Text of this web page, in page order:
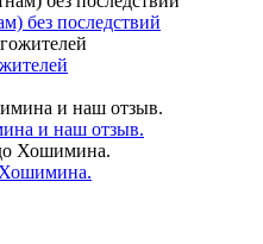
без последствий
и наш отзыв.